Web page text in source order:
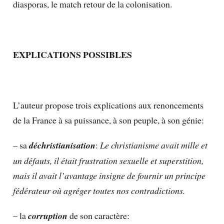
diasporas, le match retour de la colonisation.
EXPLICATIONS POSSIBLES
L’auteur propose trois explications aux renoncements
de la France à sa puissance, à son peuple, à son génie:
– sadéchristianisation: Le christianisme avait mille et
un défauts, il était frustration sexuelle et superstition,
mais il avait l’avantage insigne de fournir un principe
fédérateur où agréger toutes nos contradictions.
– lacorruption de son caractère: